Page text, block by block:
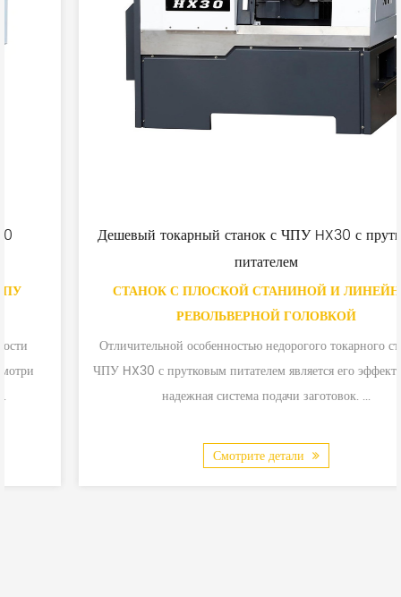
Дешевый токарный станок с ЧПУ HX30 с прутковым
СТАНОК С ПЛОСКОЙ СТАНИНОЙ И ЛИНЕЙНОЙ
РЕВОЛЬВЕРНОЙ ГОЛОВКОЙ
Отличительной особенностью недорогого токарного станка с
ЧПУ HX30 с прутковым питателем является его эффективная и
надежная система подачи заготовок. ...
Смотрите детали